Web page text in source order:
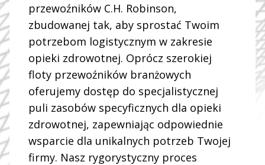
IDZIEMY O KROK DALEJ
Oparta na jakości
logistyka w zakresie
opieki zdrowotnej —
przewoźników C.H. Robinson,
zbudowanej tak, aby sprostać Twoim
potrzebom logistycznym w zakresie
opieki zdrowotnej. Oprócz szerokiej
floty przewoźników branżowych
oferujemy dostęp do specjalistycznej
puli zasobów specyficznych dla opieki
zdrowotnej, zapewniając odpowiednie
wsparcie dla unikalnych potrzeb Twojej
firmy. Nasz rygorystyczny proces